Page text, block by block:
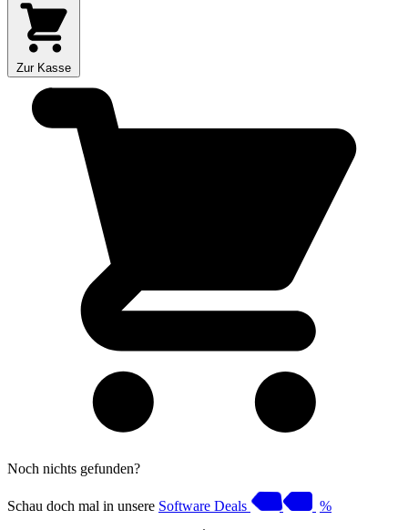
Zur Kasse
Noch nichts gefunden?
Schau doch mal in unsere Software Deals %